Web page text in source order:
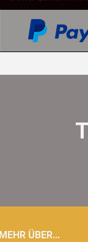
MEHR ÜBER...